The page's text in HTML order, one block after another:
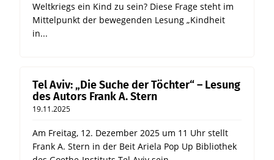
Weltkriegs ein Kind zu sein? Diese Frage steht im
Mittelpunkt der bewegenden Lesung „Kindheit
in...
Tel Aviv: „Die Suche der Töchter“ – Lesung
des Autors Frank A. Stern
19.11.2025
Am Freitag, 12. Dezember 2025 um 11 Uhr stellt
Frank A. Stern in der Beit Ariela Pop Up Bibliothek